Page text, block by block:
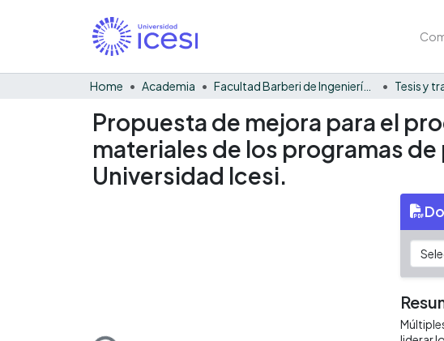
Home Academia Facultad Barberi de Ingeniería, Diseño y Ciencias Aplicadas Tesis y
Propuesta de mejora para el
materiales de los programas
Universidad Icesi.